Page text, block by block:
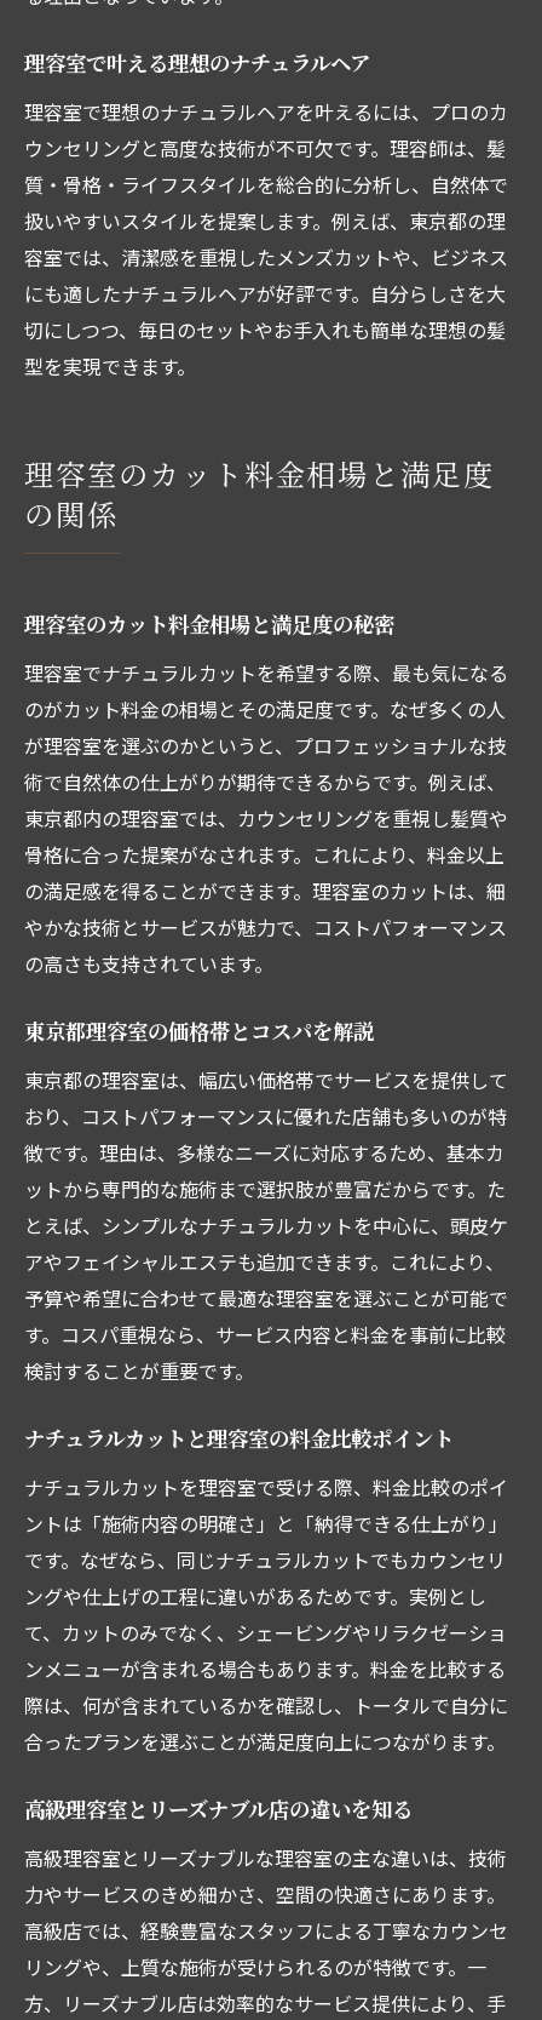
理容室で叶える理想のナチュラルヘア
理容室で理想のナチュラルヘアを叶えるには、プロのカ
ウンセリングと高度な技術が不可欠です。理容師は、髪
質・骨格・ライフスタイルを総合的に分析し、自然体で
扱いやすいスタイルを提案します。例えば、東京都の理
容室では、清潔感を重視したメンズカットや、ビジネス
にも適したナチュラルヘアが好評です。自分らしさを大
切にしつつ、毎日のセットやお手入れも簡単な理想の髪
型を実現できます。
理容室のカット料金相場と満足度
の関係
理容室のカット料金相場と満足度の秘密
理容室でナチュラルカットを希望する際、最も気になる
のがカット料金の相場とその満足度です。なぜ多くの人
が理容室を選ぶのかというと、プロフェッショナルな技
術で自然体の仕上がりが期待できるからです。例えば、
東京都内の理容室では、カウンセリングを重視し髪質や
骨格に合った提案がなされます。これにより、料金以上
の満足感を得ることができます。理容室のカットは、細
やかな技術とサービスが魅力で、コストパフォーマンス
の高さも支持されています。
東京都理容室の価格帯とコスパを解説
東京都の理容室は、幅広い価格帯でサービスを提供して
おり、コストパフォーマンスに優れた店舗も多いのが特
徴です。理由は、多様なニーズに対応するため、基本カ
ットから専門的な施術まで選択肢が豊富だからです。た
とえば、シンプルなナチュラルカットを中心に、頭皮ケ
アやフェイシャルエステも追加できます。これにより、
予算や希望に合わせて最適な理容室を選ぶことが可能で
す。コスパ重視なら、サービス内容と料金を事前に比較
検討することが重要です。
ナチュラルカットと理容室の料金比較ポイント
ナチュラルカットを理容室で受ける際、料金比較のポイ
ントは「施術内容の明確さ」と「納得できる仕上がり」
です。なぜなら、同じナチュラルカットでもカウンセリ
ングや仕上げの工程に違いがあるためです。実例とし
て、カットのみでなく、シェービングやリラクゼーショ
ンメニューが含まれる場合もあります。料金を比較する
際は、何が含まれているかを確認し、トータルで自分に
合ったプランを選ぶことが満足度向上につながります。
高級理容室とリーズナブル店の違いを知る
高級理容室とリーズナブルな理容室の主な違いは、技術
力やサービスのきめ細かさ、空間の快適さにあります。
高級店では、経験豊富なスタッフによる丁寧なカウンセ
リングや、上質な施術が受けられるのが特徴です。一
方、リーズナブル店は効率的なサービス提供により、手